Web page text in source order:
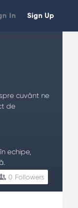
In Sign Up
cuvânt ne
de
echipe,
0 Followers